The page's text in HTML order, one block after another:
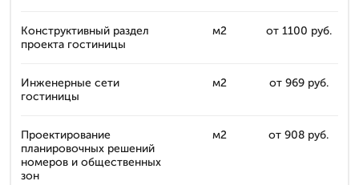
Конструктивный раздел
проекта гостиницы
м2 от 1100 руб.
Инженерные сети
гостиницы
м2 от 969 руб.
Проектирование
планировочных решений
номеров и общественных
зон
м2 от 908 руб.